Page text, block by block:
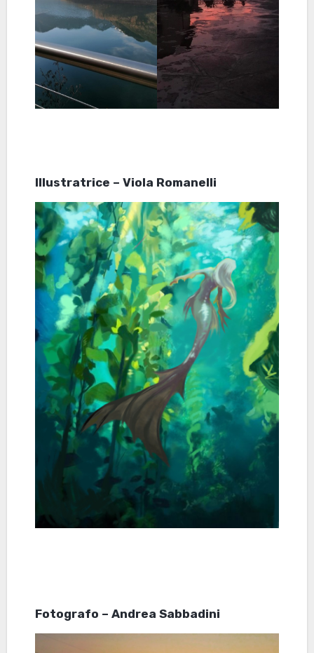
Illustratrice – Viola Romanelli
Fotografo – Andrea Sabbadini